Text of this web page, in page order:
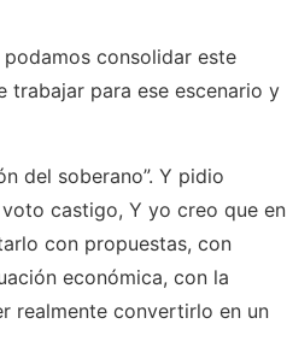
consolidar este
trabajar para ese escenario y
del soberano”. Y pidio
voto castigo, Y yo creo que en
con propuestas, con
económica, con la
realmente convertirlo en un